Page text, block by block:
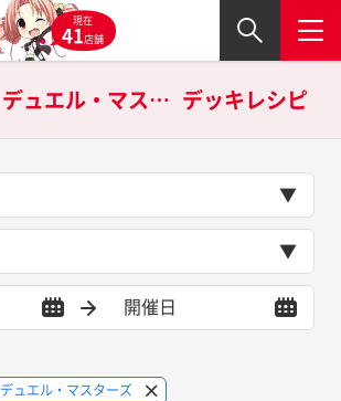
現在
41店舗
遊戯王OCG、デュエル・マスターズ、ポケモンカードゲーム、ヴァンガード、Z/X、バトルスピリッツの デッキレシピ
デュエル・マスターズ